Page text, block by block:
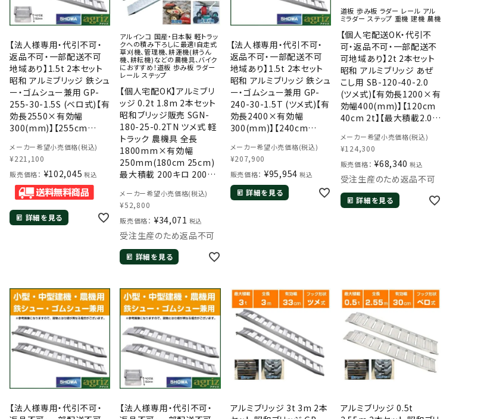
【法人様専用・代引不可・
返品不可・一部配送不可
地域あり】1.5t 2本セット
昭和 アルミブリッジ 鉄シュ
ー・ゴムシュー兼用 GP-
255-30-1.5S (ベロ式)【有
効長2550×有効幅
300(mm)】【255cm
1.5t/セット(2本)】 【1.5ト
ン】【1.5t】【国産・日本製】
メーカー希望小売価格(税込)
¥221,100
販売価格： ¥102,045 税込
詳細を見る
アルインコ 国産・日本製 軽トラッ
クへの積み下ろしに最適!自走式
草刈機、管理機、耕運機(耕うん
機、耕耘機)などの農機具、バイク
におすすめ！道板 歩み板 ラダー
レール ステップ
【個人宅配OK】アルミブリ
ッジ 0.2t 1.8m 2本セット
昭和ブリッジ販売 SGN-
180-25-0.2TN ツメ式 軽
トラック 農機具 全長
1800mm×有効幅
250mm(180cm 25cm)
最大積載 200キロ 200kg
ミステップ アルミラダー 鉄
ホイール ゴムホイール
メーカー希望小売価格(税込)
¥52,800
販売価格： ¥34,071 税込
受注生産のため返品不可
詳細を見る
【法人様専用・代引不可・
返品不可・一部配送不可
地域あり】1.5t 2本セット
昭和 アルミブリッジ 鉄シュ
ー・ゴムシュー兼用 GP-
240-30-1.5T (ツメ式)【有
効長2400×有効幅
300(mm)】【240cm
1.5t/セット(2本)】 【1.5ト
ン】【1.5t】【国産・日本製】
【2.4m】
メーカー希望小売価格(税込)
¥207,900
販売価格： ¥95,954 税込
詳細を見る
道板 歩み板 ラダー レール アル
ミラダー ステップ 重機 建機 農機
【個人宅配送OK・代引不
可・返品不可・一部配送不
可地域あり】2t 2本セット
昭和 アルミブリッジ あぜ
こし用 SB-120-40-2.0
(ツメ式)【有効長1200×有
効幅400(mm)】【120cm
40cm 2t】【最大積載2.0t/
【国産・日本製】【1.2m】
メーカー希望小売価格(税込)
¥124,300
販売価格： ¥68,340 税込
受注生産のため返品不可
詳細を見る
【法人様専用・代引不可・
【法人様専用・代引不可・
アルミブリッジ 3t 3m 2本
アルミブリッジ 0.5t